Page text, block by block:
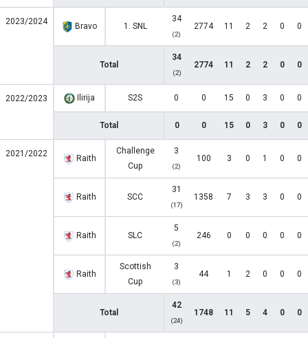
2023/2024 Bravo 1. SNL
34
(2)
2774 11 2 2 0 0
Total
34
(2)
2774 11 2 2 0 0
2022/2023 Ilirija S2S 0 0 15 0 3 0 0
Total 0 0 15 0 3 0 0
2021/2022 Raith
Challenge
Cup
3
(2)
100 3 0 1 0 0
Raith SCC
31
(17)
1358 7 3 3 0 0
Raith SLC
5
(2)
246 0 0 0 0 0
Raith
Scottish
Cup
3
(3)
44 1 2 0 0 0
Total
42
(24)
1748 11 5 4 0 0